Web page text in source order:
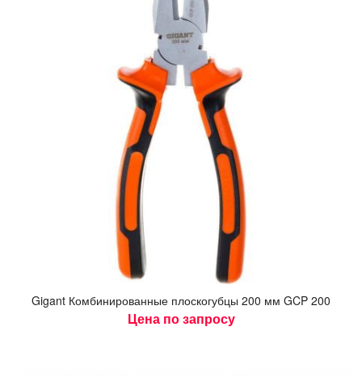
Gigant Ком­би­ниро­ван­ные плос­ко­губ­цы 200 мм GCP 200
Цена по запросу